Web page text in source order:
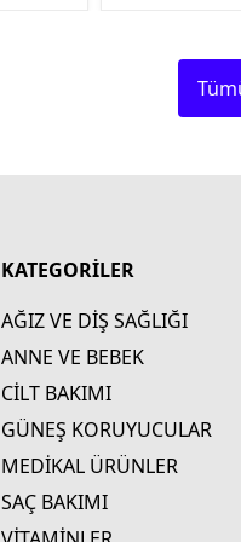
KATEGORİLER
AĞIZ VE DİŞ SAĞLIĞI
ANNE VE BEBEK
CİLT BAKIMI
GÜNEŞ KORUYUCULAR
MEDİKAL ÜRÜNLER
SAÇ BAKIMI